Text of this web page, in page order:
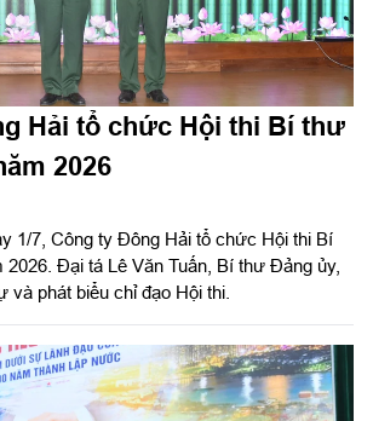
Hải tổ chức Hội thi Bí thư
2026
1/7, Công ty Đông Hải tổ chức Hội thi Bí
2026. Đại tá Lê Văn Tuấn, Bí thư Đảng ủy,
và phát biểu chỉ đạo Hội thi.